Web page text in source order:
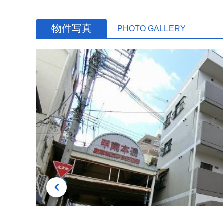
物件写真 PHOTO GALLERY